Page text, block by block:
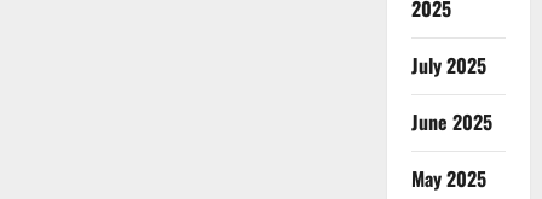
2025
July 2025
June 2025
May 2025